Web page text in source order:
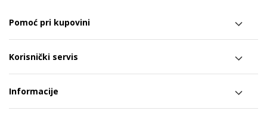
Pomoć pri kupovini
Korisnički servis
Informacije